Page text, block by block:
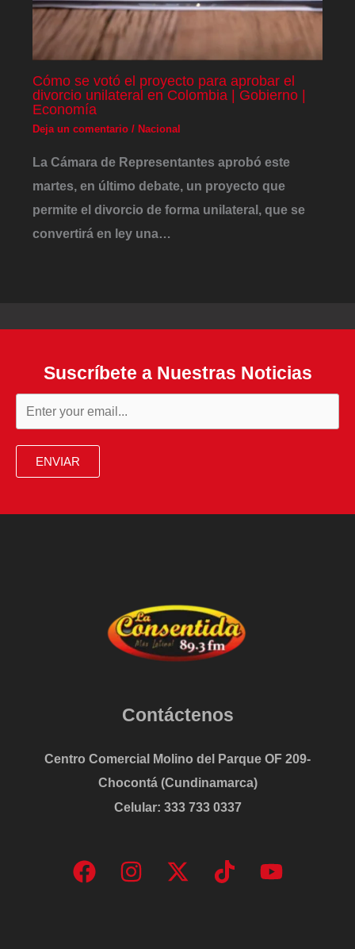
Cómo se votó el proyecto para aprobar el
divorcio unilateral en Colombia | Gobierno |
Economía
Deja un comentario / Nacional
La Cámara de Representantes aprobó este
martes, en último debate, un proyecto que
permite el divorcio de forma unilateral, que se
convertirá en ley una…
Suscríbete a Nuestras Noticias
ENVIAR
Contáctenos
Centro Comercial Molino del Parque OF 209-
Chocontá (Cundinamarca)
Celular: 333 733 0337